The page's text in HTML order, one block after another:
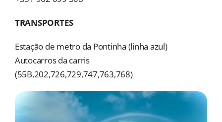
TRANSPORTES
Estação de metro da Pontinha (linha azul)
Autocarros da carris
(55B,202,726,729,747,763,768)